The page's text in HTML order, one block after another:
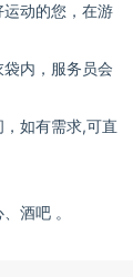
动的您，在游
内，服务员会
如有需求,可直
酒吧 。